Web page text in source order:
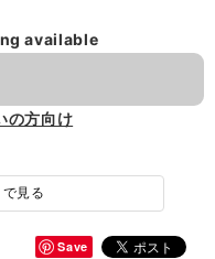
available
の方向け
見る
Save